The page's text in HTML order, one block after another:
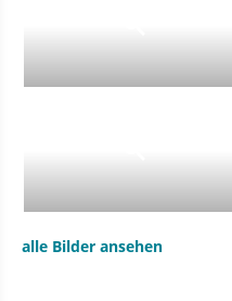
alle Bilder ansehen